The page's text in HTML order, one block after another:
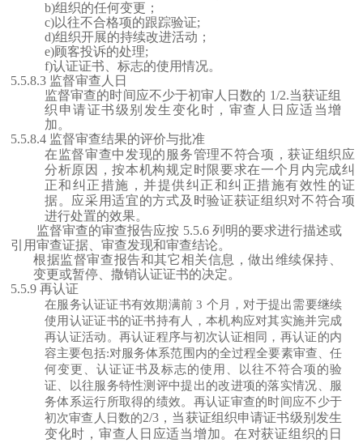
b)组织的任何变更；
c)以往不合格项的跟踪验证;
d)组织开展的持续改进活动；
e)顾客投诉的处理;
f)认证证书、标志的使用情况。
5.5.8.3 监督审查人日
监督审查的时间应不少于初审人日数的 1/2.当获证组
织申请证书级别发生变化时，审查人日应适当增
加。
5.5.8.4 监督审查结果的评价与批准
在监督审查中发现的服务管理不符合项，获证组织应
分析原因，按本机构规定时限要求在一个月内完成纠
正和纠正措施，并提供纠正和纠正措施有效性的证
据。应采用适宜的方式及时验证获证组织对不符合项
进行处置的效果。
监督审查的审查报告应按 5.5.6 列明的要求进行描述或
引用审查证据、审查发现和审查结论。
根据监督审查报告和其它相关信息，做出维续保持、
变更或暂停、撒销认证证书的决定。
5.5.9 再认证
在服务认证证书有效期满前 3 个月，对于提出需要继续
使用认证证书的证书持有人，本机构应对其实施并完成
再认证活动。再认证程序与初次认证相同，再认证的内
容主要包括:对服务体系范围内的全过程全要素审查、任
何变更、认证证书及标志的使用、以往不符合项的验
证、以往服务特性测评中提出的改进项的落实情况、服
务体系运行所取得的绩效。再认证审查的时间应不少于
初次审查人日数的2/3，当获证组织申请证书级别发生
变化时，审查人日应适当增加。在对获证组织的日